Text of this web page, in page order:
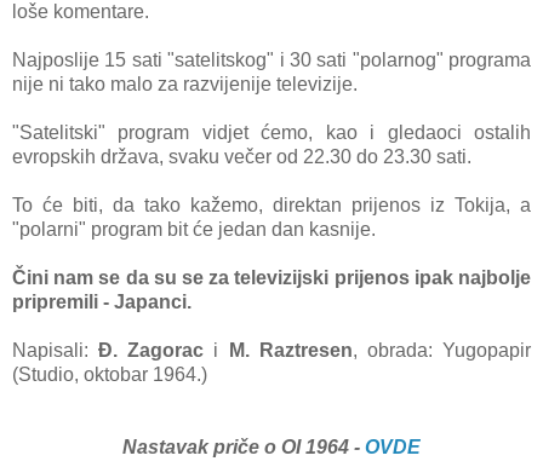
loše komentare.
Najposlije 15 sati "satelitskog" i 30 sati "polarnog" programa
nije ni tako malo za razvijenije televizije.
"Satelitski" program vidjet ćemo, kao i gledaoci ostalih
evropskih država, svaku večer od 22.30 do 23.30 sati.
To će biti, da tako kažemo, direktan prijenos iz Tokija, a
"polarni" program bit će jedan dan kasnije.
Čini nam se da su se za televizijski prijenos ipak najbolje
pripremili - Japanci.
Napisali:Đ. Zagorac i M. Raztresen, obrada: Yugopapir
(Studio, oktobar 1964.)
Nastavak priče o OI 1964 - OVDE